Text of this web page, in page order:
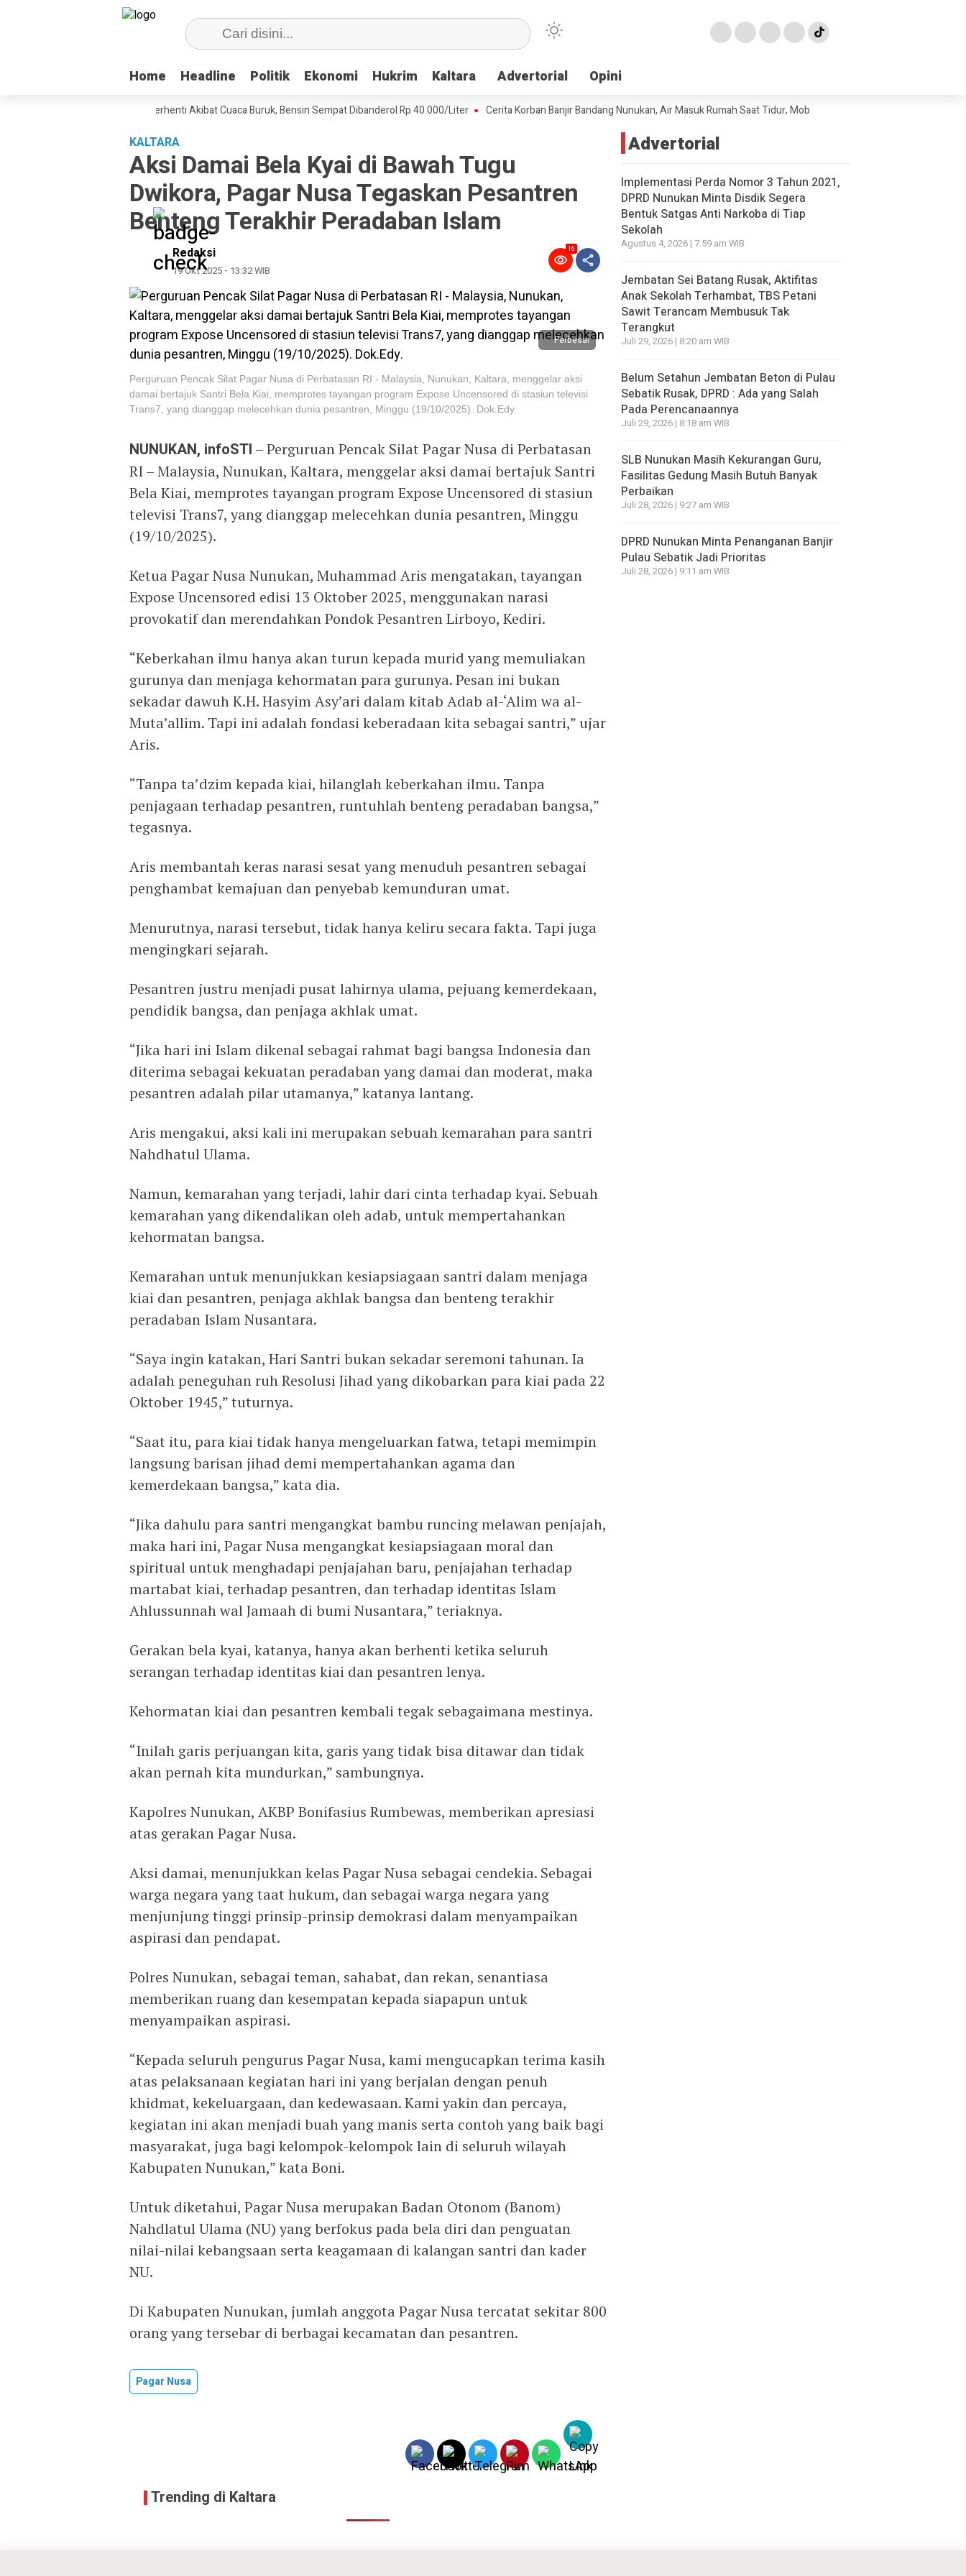
Home Headline Politik Ekonomi Hukrim Kaltara Advertorial Opini
Home Headline Politik Ekonomi Hukrim Kaltara Advertorial Opini
BBM ke Nunukan Sempat Terhenti Akibat Cuaca Buruk, Bensin Sempat Dibanderol Rp 40.000/Liter Cerita Korban Banjir Bandang Nunukan, Air Masuk Rumah Saat Tidur, Mobil Sampai Hanyut
KALTARA
Aksi Damai Bela Kyai di Bawah Tugu
Dwikora, Pagar Nusa Tegaskan Pesantren
Benteng Terakhir Peradaban Islam
Redaksi
19 Okt 2025 - 13:32 WIB
16
Perbesar
Perguruan Pencak Silat Pagar Nusa di Perbatasan RI - Malaysia, Nunukan, Kaltara, menggelar aksi
damai bertajuk Santri Bela Kiai, memprotes tayangan program Expose Uncensored di stasiun televisi
Trans7, yang dianggap melecehkan dunia pesantren, Minggu (19/10/2025). Dok.Edy.
NUNUKAN, infoSTI – Perguruan Pencak Silat Pagar Nusa di Perbatasan
RI – Malaysia, Nunukan, Kaltara, menggelar aksi damai bertajuk Santri
Bela Kiai, memprotes tayangan program Expose Uncensored di stasiun
televisi Trans7, yang dianggap melecehkan dunia pesantren, Minggu
(19/10/2025).
Ketua Pagar Nusa Nunukan, Muhammad Aris mengatakan, tayangan
Expose Uncensored edisi 13 Oktober 2025, menggunakan narasi
provokatif dan merendahkan Pondok Pesantren Lirboyo, Kediri.
“Keberkahan ilmu hanya akan turun kepada murid yang memuliakan
gurunya dan menjaga kehormatan para gurunya. Pesan ini bukan
sekadar dawuh K.H. Hasyim Asy’ari dalam kitab Adab al-‘Alim wa al-
Muta’allim. Tapi ini adalah fondasi keberadaan kita sebagai santri,” ujar
Aris.
“Tanpa ta’dzim kepada kiai, hilanglah keberkahan ilmu. Tanpa
penjagaan terhadap pesantren, runtuhlah benteng peradaban bangsa,”
tegasnya.
Aris membantah keras narasi sesat yang menuduh pesantren sebagai
penghambat kemajuan dan penyebab kemunduran umat.
Menurutnya, narasi tersebut, tidak hanya keliru secara fakta. Tapi juga
mengingkari sejarah.
Pesantren justru menjadi pusat lahirnya ulama, pejuang kemerdekaan,
pendidik bangsa, dan penjaga akhlak umat.
“Jika hari ini Islam dikenal sebagai rahmat bagi bangsa Indonesia dan
diterima sebagai kekuatan peradaban yang damai dan moderat, maka
pesantren adalah pilar utamanya,” katanya lantang.
Aris mengakui, aksi kali ini merupakan sebuah kemarahan para santri
Nahdhatul Ulama.
Namun, kemarahan yang terjadi, lahir dari cinta terhadap kyai. Sebuah
kemarahan yang dikendalikan oleh adab, untuk mempertahankan
kehormatan bangsa.
Kemarahan untuk menunjukkan kesiapsiagaan santri dalam menjaga
kiai dan pesantren, penjaga akhlak bangsa dan benteng terakhir
peradaban Islam Nusantara.
“Saya ingin katakan, Hari Santri bukan sekadar seremoni tahunan. Ia
adalah peneguhan ruh Resolusi Jihad yang dikobarkan para kiai pada 22
Oktober 1945,” tuturnya.
“Saat itu, para kiai tidak hanya mengeluarkan fatwa, tetapi memimpin
langsung barisan jihad demi mempertahankan agama dan
kemerdekaan bangsa,” kata dia.
“Jika dahulu para santri mengangkat bambu runcing melawan penjajah,
maka hari ini, Pagar Nusa mengangkat kesiapsiagaan moral dan
spiritual untuk menghadapi penjajahan baru, penjajahan terhadap
martabat kiai, terhadap pesantren, dan terhadap identitas Islam
Ahlussunnah wal Jamaah di bumi Nusantara,” teriaknya.
Gerakan bela kyai, katanya, hanya akan berhenti ketika seluruh
serangan terhadap identitas kiai dan pesantren lenya.
Kehormatan kiai dan pesantren kembali tegak sebagaimana mestinya.
“Inilah garis perjuangan kita, garis yang tidak bisa ditawar dan tidak
akan pernah kita mundurkan,” sambungnya.
Kapolres Nunukan, AKBP Bonifasius Rumbewas, memberikan apresiasi
atas gerakan Pagar Nusa.
Aksi damai, menunjukkan kelas Pagar Nusa sebagai cendekia. Sebagai
warga negara yang taat hukum, dan sebagai warga negara yang
menjunjung tinggi prinsip-prinsip demokrasi dalam menyampaikan
aspirasi dan pendapat.
Polres Nunukan, sebagai teman, sahabat, dan rekan, senantiasa
memberikan ruang dan kesempatan kepada siapapun untuk
menyampaikan aspirasi.
“Kepada seluruh pengurus Pagar Nusa, kami mengucapkan terima kasih
atas pelaksanaan kegiatan hari ini yang berjalan dengan penuh
khidmat, kekeluargaan, dan kedewasaan. Kami yakin dan percaya,
kegiatan ini akan menjadi buah yang manis serta contoh yang baik bagi
masyarakat, juga bagi kelompok-kelompok lain di seluruh wilayah
Kabupaten Nunukan,” kata Boni.
Untuk diketahui, Pagar Nusa merupakan Badan Otonom (Banom)
Nahdlatul Ulama (NU) yang berfokus pada bela diri dan penguatan
nilai-nilai kebangsaan serta keagamaan di kalangan santri dan kader
NU.
Di Kabupaten Nunukan, jumlah anggota Pagar Nusa tercatat sekitar 800
orang yang tersebar di berbagai kecamatan dan pesantren.
Pagar Nusa
Trending di Kaltara
Advertorial
Implementasi Perda Nomor 3 Tahun 2021,
DPRD Nunukan Minta Disdik Segera
Bentuk Satgas Anti Narkoba di Tiap
Sekolah
Agustus 4, 2026 | 7:59 am WIB
Jembatan Sei Batang Rusak, Aktifitas
Anak Sekolah Terhambat, TBS Petani
Sawit Terancam Membusuk Tak
Terangkut
Juli 29, 2026 | 8:20 am WIB
Belum Setahun Jembatan Beton di Pulau
Sebatik Rusak, DPRD : Ada yang Salah
Pada Perencanaannya
Juli 29, 2026 | 8:18 am WIB
SLB Nunukan Masih Kekurangan Guru,
Fasilitas Gedung Masih Butuh Banyak
Perbaikan
Juli 28, 2026 | 9:27 am WIB
DPRD Nunukan Minta Penanganan Banjir
Pulau Sebatik Jadi Prioritas
Juli 28, 2026 | 9:11 am WIB